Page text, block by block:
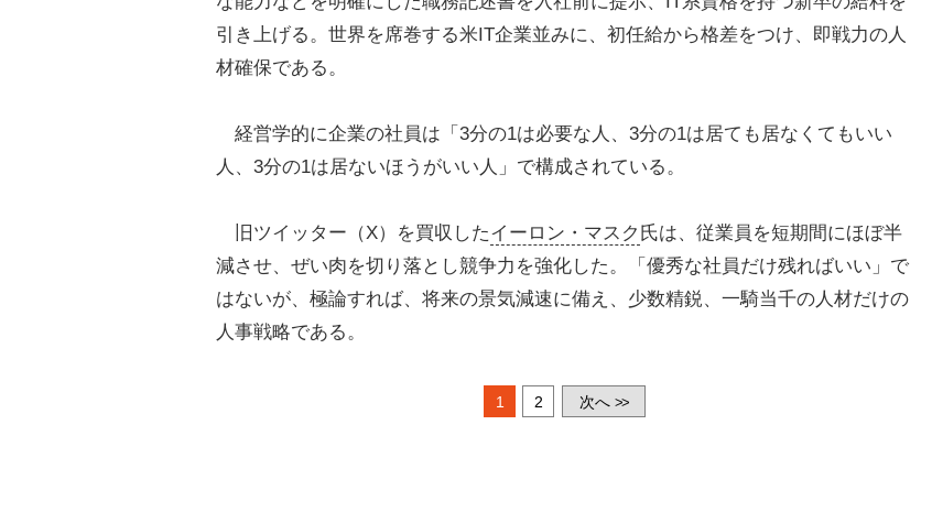
引き上げる。世界を席巻する米IT企業並みに、初任給から格差をつけ、即戦力の人
材確保である。
経営学的に企業の社員は「3分の1は必要な人、3分の1は居ても居なくてもいい
人、3分の1は居ないほうがいい人」で構成されている。
旧ツイッター（X）を買収したイーロン・マスク 氏は、従業員を短期間にほぼ半
減させ、ぜい肉を切り落とし競争力を強化した。「優秀な社員だけ残ればいい」で
はないが、極論すれば、将来の景気減速に備え、少数精鋭、一騎当千の人材だけの
人事戦略である。
1 2 次へ >>